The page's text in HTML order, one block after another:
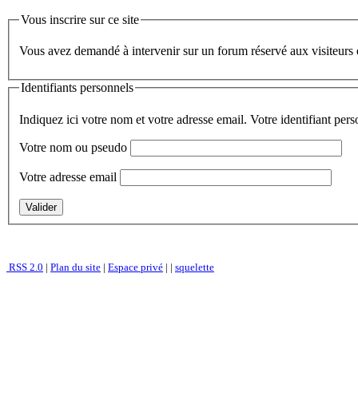
Vous inscrire sur ce site
Vous avez demandé à intervenir sur un forum
Identifiants personnels
Indiquez ici votre nom et votre adresse email. Votre identifiant
Votre nom ou pseudo
Votre adresse email
RSS 2.0 | Plan du site | Espace privé | | squelette